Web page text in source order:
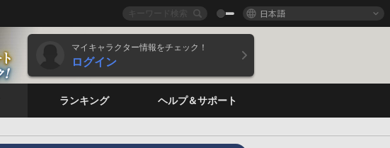
日本語
マイキャラクター情報をチェック！
ログイン
ランキング ヘルプ＆サポート